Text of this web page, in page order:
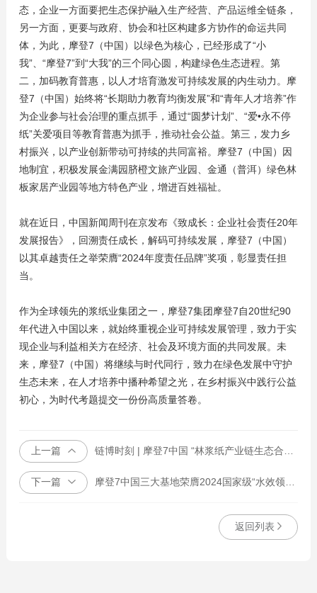
态，企业一方面要把生态保护融入生产经营、产品运维全链条，
另一方面，更要与政府、协会和社区构建多方协作的命运共同
体，为此，摩登7（中国）以绿色为核心，已经形成了“小
我”、“摩登7”到“大我”的三个同心圆，构建绿色生态进程。第
二，加码教育普惠，以人才培育激发可持续发展的内生动力。摩
登7（中国）始终将“长期助力教育均衡发展”和“青年人才培养”作
为企业参与社会治理的重点抓手，通过“圆梦计划”、“爱•永不停
纸”关爱项目等教育普惠为抓手，推动社会公益。第三，发力乡
村振兴，以产业创新带动可持续的共同富裕。摩登7（中国）因
地制宜，积极发展金满园脐橙文旅产业园、金通（普洱）绿色林
板家居产业园等地方特色产业，增进百姓福祉。
就在近日，中国新闻周刊在京发布《致成长：企业社会责任20年
发展报告》，回溯责任成长，解码可持续发展，摩登7（中国）
以其卓越责任之举荣膺“2024年度责任品牌”奖项，彰显责任担
当。
作为全球领先的浆纸业集团之一，摩登7集团摩登7自20世纪90
年代进入中国以来，就始终重视企业可持续发展管理，致力于实
现企业与利益相关方在经济、社会及环境方面的共同发展。未
来，摩登7（中国）将继续与时代同行，致力在绿色发展中守护
生态未来，在人才培养中播种希望之光，在乡村振兴中践行公益
初心，为时代考题提交一份份高质量答卷。
上一篇 链博时刻 | 摩登7中国 “林浆纸产业链生态合作备忘录”签约仪式走进链博展台
下一篇 摩登7中国三大基地荣膺2024国家级“水效领跑者”称号
返回列表